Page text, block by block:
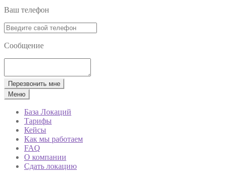
Ваш телефон
Сообщение
Перезвонить мне
Меню
База Локаций
Тарифы
Кейсы
Как мы работаем
FAQ
О компании
Сдать локацию